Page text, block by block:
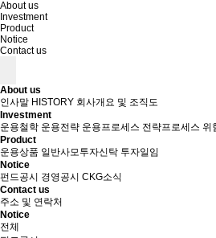
About us
Investment
Product
Notice
Contact us
About us
인사말 HISTORY 회사개요 및 조직도
Investment
운용철학 운용전략 운용프로세스 전략프로세스 위
Product
운용상품 일반사모투자신탁 투자일임
Notice
펀드공시
경영공시 CKG소식
Contact us
주소 및 연락처
Notice
전체